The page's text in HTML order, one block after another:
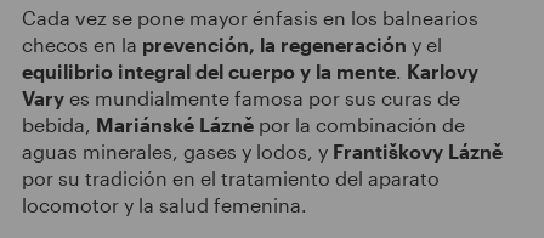
Cada vez se pone mayor énfasis en los balnearios
checos en la prevención, la regeneración y el
equilibrio integral del cuerpo y la mente. Karlovy
Vary es mundialmente famosa por sus curas de
bebida, Mariánské Lázně por la combinación de
aguas minerales, gases y lodos, y Františkovy Lázně
por su tradición en el tratamiento del aparato
locomotor y la salud femenina.